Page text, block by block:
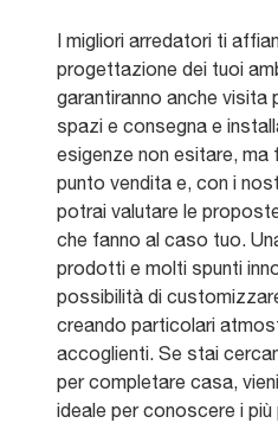
I migliori arredatori ti
progettazione dei tuoi
garantiranno anche visita
spazi e consegna e
esigenze non esitare,
punto vendita e, con i
potrai valutare le
che fanno al caso tuo.
prodotti e molti spunti
possibilità di
creando particolari
accoglienti. Se stai
per completare casa,
ideale per conoscere i